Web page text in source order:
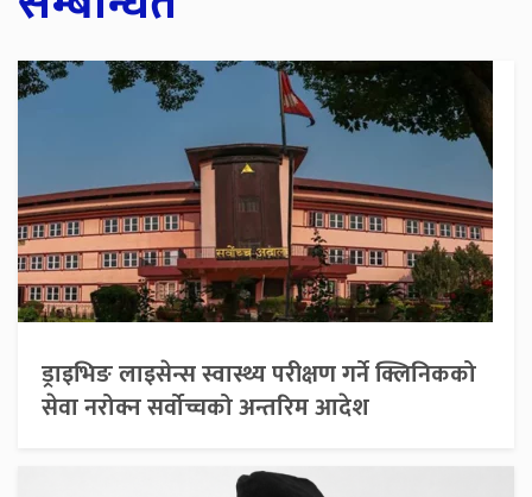
ड्राइभिङ लाइसेन्स स्वास्थ्य परीक्षण गर्ने क्लिनिकको
सेवा नरोक्न सर्वोच्चको अन्तरिम आदेश